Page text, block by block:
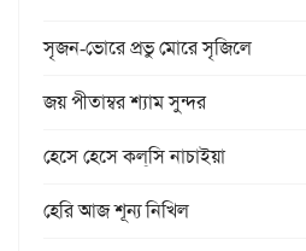
সৃজন-ভোরে প্রভু মোরে সৃজিলে
জয় পীতাম্বর শ্যাম সুন্দর
হেসে হেসে কল্‌সি নাচাইয়া
হেরি আজ শূন্য নিখিল